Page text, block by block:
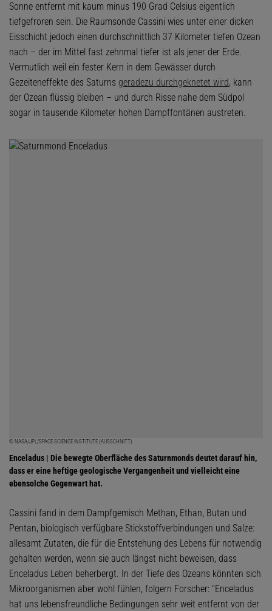
Sonne entfernt mit kaum minus 190 Grad Celsius eigentlich
tiefgefroren sein. Die Raumsonde Cassini wies unter einer dicken
Eisschicht jedoch einen durchschnittlich 37 Kilometer tiefen Ozean
nach – der im Mittel fast zehnmal tiefer ist als jener der Erde.
Vermutlich weil ein fester Kern in dem Gewässer durch
Gezeiteneffekte des Saturns geradezu durchgeknetet wird, kann
der Ozean flüssig bleiben – und durch Risse nahe dem Südpol
sogar in tausende Kilometer hohen Dampffontänen austreten.
© NASA/JPL/SPACE SCIENCE INSTITUTE (AUSSCHNITT)
Enceladus | Die bewegte Oberfläche des Saturnmonds deutet darauf hin,
dass er eine heftige geologische Vergangenheit und vielleicht eine
ebensolche Gegenwart hat.
Cassini fand in dem Dampfgemisch Methan, Ethan, Butan und
Pentan, biologisch verfügbare Stickstoffverbindungen und Salze:
allesamt Zutaten, die für die Entstehung des Lebens für notwendig
gehalten werden, wenn sie auch längst nicht beweisen, dass
Enceladus Leben beherbergt. In der Tiefe des Ozeans könnten sich
Mikroorganismen aber wohl fühlen, folgern Forscher: "Enceladus
hat uns lebensfreundliche Bedingungen sehr weit entfernt von der